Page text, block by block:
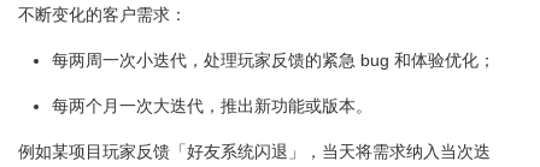
不断变化的客户需求：
每两周一次小迭代，处理玩家反馈的紧急 bug 和体验优化；
每两个月一次大迭代，推出新功能或版本。
例如某项目玩家反馈「好友系统闪退」，当天将需求纳入当次迭